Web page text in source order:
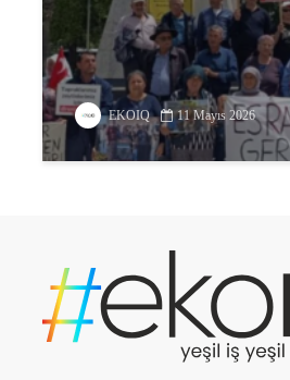
EKOIQ 11 Mayıs 2026